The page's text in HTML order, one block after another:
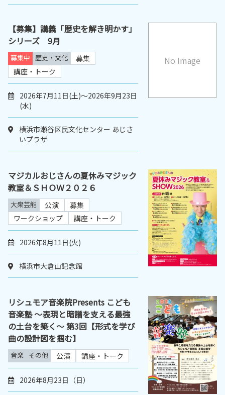
No Image
【募集】講義「歴史を解き明かす」
シリーズ 9月
募集中 歴史・文化
募集
講座・トーク
2026年7月11日(土)～2026年9月23日
(水)
横浜市瀬谷区民文化センター あじさ
いプラザ
マジカルおじさんの夏休みマジック
教室＆ＳＨＯＷ２０２６
大衆芸能 公演
募集
ワークショップ
講座・トーク
2026年8月11日(火)
横浜市大倉山記念館
リシュモア音楽院Presents こども
音楽塾 ～表現と暗譜を支える最強
の土台を築く～ 第3回【形式を学び
曲の設計図を掴む】
音楽 その他 公演 講座・トーク
2026年8月23日（日）